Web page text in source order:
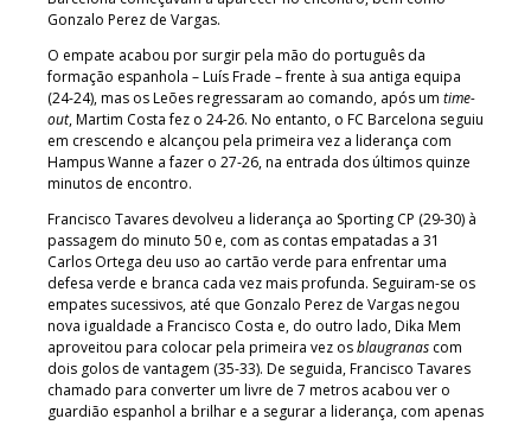
Gonzalo Perez de Vargas.
O empate acabou por surgir pela mão do português da
formação espanhola – Luís Frade – frente à sua antiga equipa
(24-24), mas os Leões regressaram ao comando, após um time-
out, Martim Costa fez o 24-26. No entanto, o FC Barcelona seguiu
em crescendo e alcançou pela primeira vez a liderança com
Hampus Wanne a fazer o 27-26, na entrada dos últimos quinze
minutos de encontro.
Francisco Tavares devolveu a liderança ao Sporting CP (29-30) à
passagem do minuto 50 e, com as contas empatadas a 31
Carlos Ortega deu uso ao cartão verde para enfrentar uma
defesa verde e branca cada vez mais profunda. Seguiram-se os
empates sucessivos, até que Gonzalo Perez de Vargas negou
nova igualdade a Francisco Costa e, do outro lado, Dika Mem
aproveitou para colocar pela primeira vez osblaugranas com
dois golos de vantagem (35-33). De seguida, Francisco Tavares
chamado para converter um livre de 7 metros acabou ver o
guardião espanhol a brilhar e a segurar a liderança, com apenas